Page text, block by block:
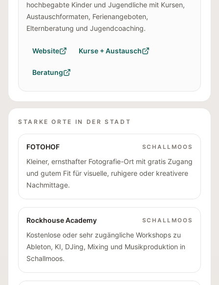
hochbegabte Kinder und Jugendliche mit Kursen,
Austauschformaten, Ferienangeboten,
Elternberatung und Jugendcoaching.
Website Kurse + Austausch
Beratung
STARKE ORTE IN DER STADT
FOTOHOF SCHALLMOOS
Kleiner, ernsthafter Fotografie-Ort mit gratis Zugang
und gutem Fit für visuelle, ruhigere oder kreativere
Nachmittage.
Rockhouse Academy SCHALLMOOS
Kostenlose oder sehr zugängliche Workshops zu
Ableton, KI, DJing, Mixing und Musikproduktion in
Schallmoos.